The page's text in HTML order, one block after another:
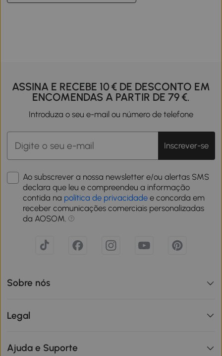
ASSINA E RECEBE 10 € DE DESCONTO EM
ENCOMENDAS A PARTIR DE 79 €.
Introduza o seu e-mail ou número de telefone
Inscrever-se
Ao subscrever a nossa newsletter e/ou alertas SMS
declara que leu e compreendeu a informação
contida na política de privacidade e concorda em
receber comunicações comerciais personalizadas
da AOSOM.
Sobre nós
Legal
Ajuda e Suporte